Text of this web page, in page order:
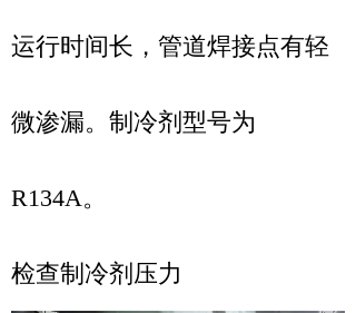
运行时间长，管道焊接点有轻
微渗漏。制冷剂型号为
R134A。
检查制冷剂压力